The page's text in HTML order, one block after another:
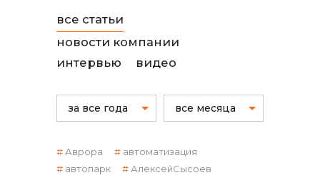
все статьи
новости компании
интервью
видео
за все года все месяца
Аврора
автоматизация
автопарк
АлексейСысоев